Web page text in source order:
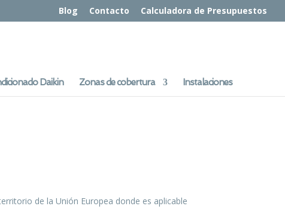
Blog Contacto Calculadora de Presupuestos
Daikin Zonas de cobertura Instalaciones
de la Unión Europea donde es aplicable